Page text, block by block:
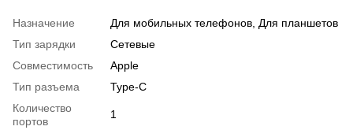
Назначение Для мобильных телефонов Для планшетов
Тип зарядки
Сетевые
Совместимость
Apple
Тип разъема
Type-C
Количество
портов
1